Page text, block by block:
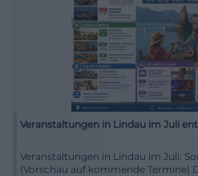
Veranstaltungen in Lindau im Juli
Veranstaltungen in Lindau im Juli: